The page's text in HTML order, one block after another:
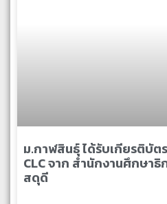
ม.กาฬสินธุ์ ได้รับเกียรติบัต
CLC จาก สำนักงานศึกษาธิ
สดุดี